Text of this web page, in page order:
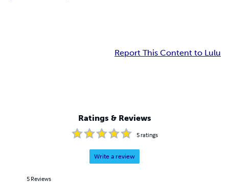
Report This Content to Lulu
Ratings & Reviews
5ratings
Write a review
5 Reviews